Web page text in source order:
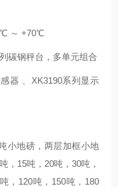
～ +70℃
碳钢秤台，多单元组合
器 、XK3190系列显示
小地磅，两层加框小地
，15吨，20吨，30吨，
，120吨，150吨，180